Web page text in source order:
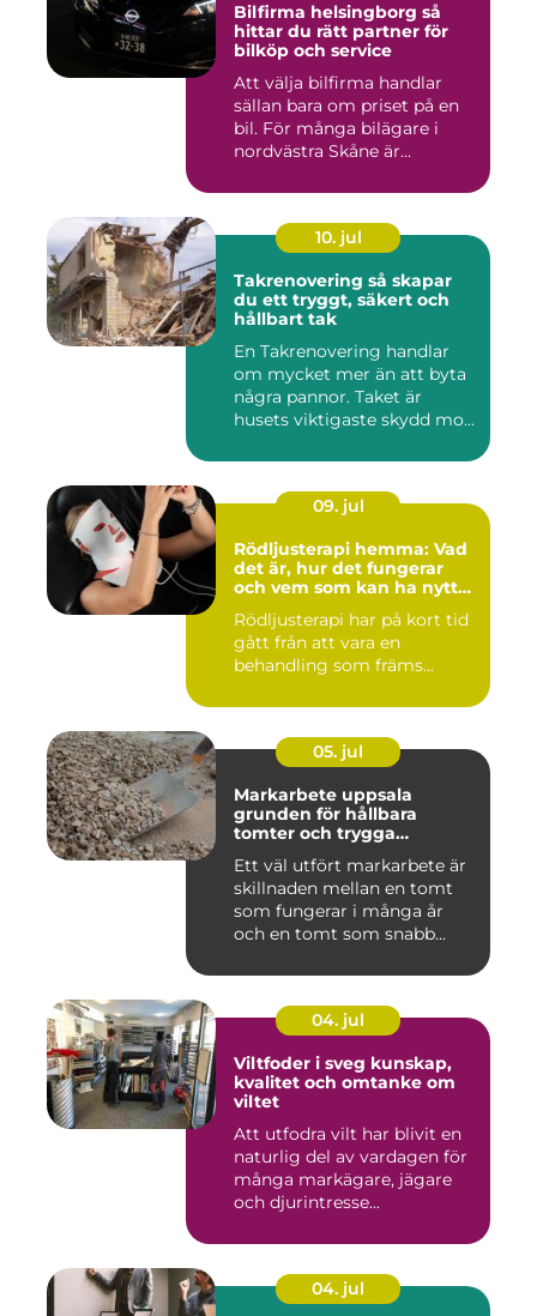
Bilfirma helsingborg så
hittar du rätt partner för
bilköp och service
Att välja bilfirma handlar
sällan bara om priset på en
bil. För många bilägare i
nordvästra Skåne är...
10. jul
Takrenovering så skapar
du ett tryggt, säkert och
hållbart tak
En Takrenovering handlar
om mycket mer än att byta
några pannor. Taket är
husets viktigaste skydd mo...
09. jul
Rödljusterapi hemma: Vad
det är, hur det fungerar
och vem som kan ha nytta
Rödljusterapi har på kort tid
gått från att vara en
behandling som främs...
05. jul
Markarbete uppsala
grunden för hållbara
tomter och trygga
Ett väl utfört markarbete är
skillnaden mellan en tomt
som fungerar i många år
och en tomt som snabb...
04. jul
Viltfoder i sveg kunskap,
kvalitet och omtanke om
viltet
Att utfodra vilt har blivit en
naturlig del av vardagen för
många markägare, jägare
och djurintresse...
04. jul